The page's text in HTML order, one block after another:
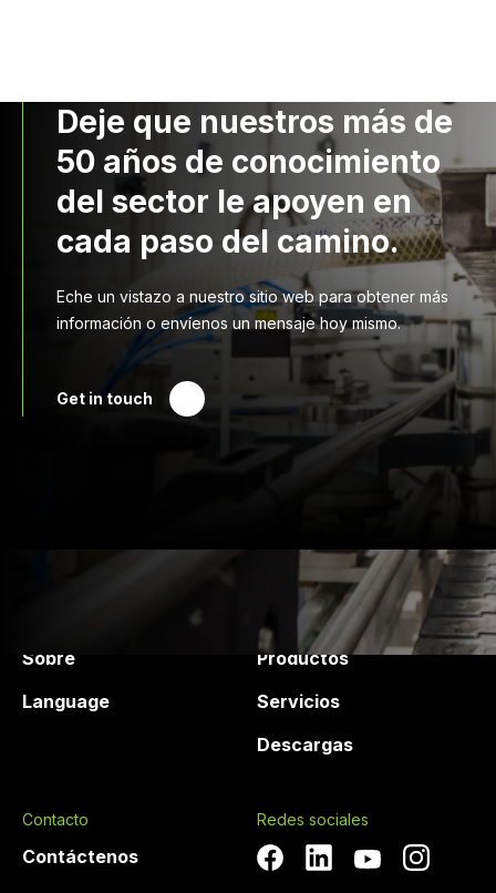
Deje que nuestros más de
50 años de conocimiento
del sector le apoyen en
cada paso del camino.
Eche un vistazo a nuestro sitio web para obtener más
información o envíenos un mensaje hoy mismo.
Get in touch
Sobre
Language
Productos y Servicios
Productos
Servicios
Descargas
Contacto
Contáctenos
Redes sociales